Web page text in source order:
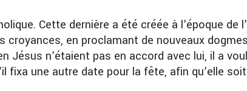
Cette dernière a été créée à l’époque de
croyances, en proclamant de nouveaux
n’étaient pas en accord avec lui, il a
fixa une autre date pour la fête, afin qu’elle